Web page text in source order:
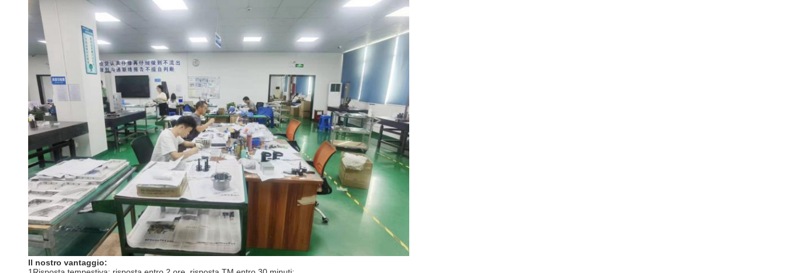
Il nostro vantaggio: